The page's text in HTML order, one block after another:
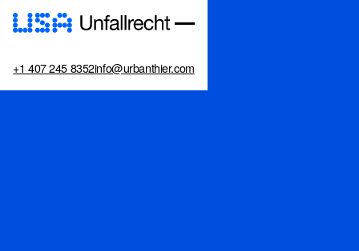
+1 407 245 8352info@urbanthier.com